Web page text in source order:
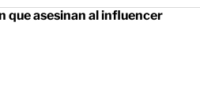
que asesinan al influencer